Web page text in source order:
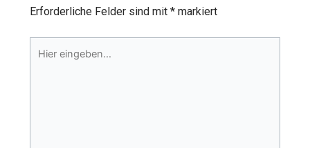
Erforderliche Felder sind mit *markiert